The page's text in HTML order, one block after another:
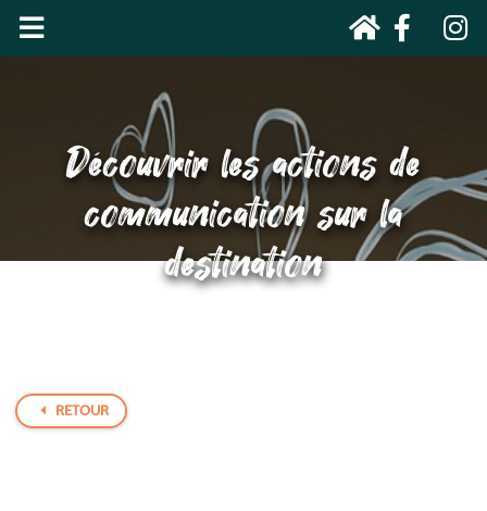
Découvrir les actions de
communication sur la
destination
RETOUR